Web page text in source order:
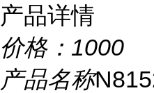
产品详情
价格： 1000
产品名称